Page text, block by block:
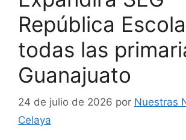
República
todas las
Guanajuato
24 de julio de 2026 por Nuestras
Celaya